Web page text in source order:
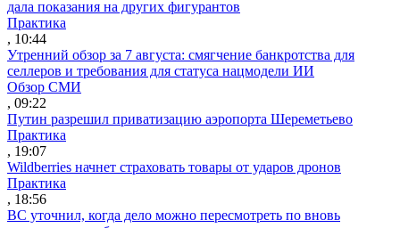
дала показания на других фигурантов
Практика
, 10:44
Утренний обзор за 7 августа: смягчение банкротства для
селлеров и требования для статуса нацмодели ИИ
Обзор СМИ
, 09:22
Путин разрешил приватизацию аэропорта Шереметьево
Практика
, 19:07
Wildberries начнет страховать товары от ударов дронов
Практика
, 18:56
ВС уточнил, когда дело можно пересмотреть по вновь